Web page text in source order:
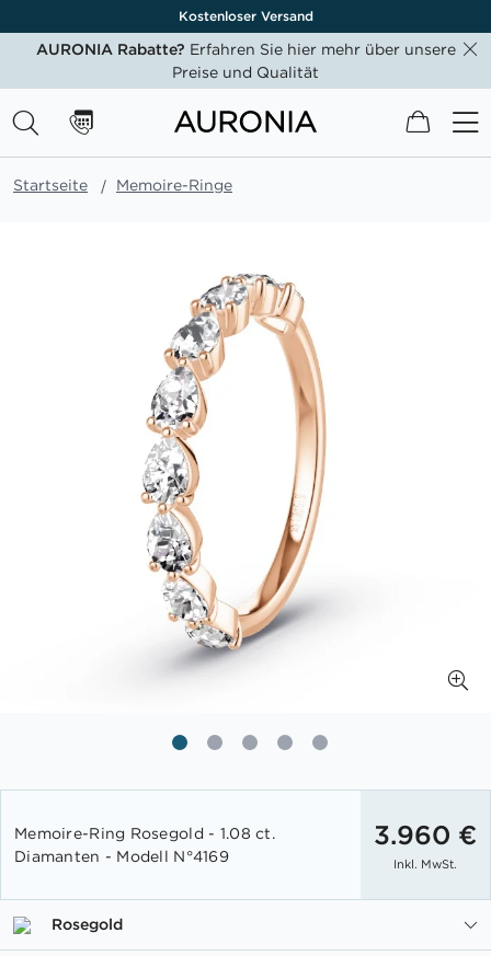
Kostenloser Versand
AURONIA Rabatte? Erfahren Sie hier mehr über unsere
Preise und Qualität
Mein
Startseite Memoire-Ringe
der
Bildgalerie
Memoire-Ring Rosegold - 1.08 ct.
Diamanten - Modell N°4169
3.960 €
Inkl. MwSt.
Rosegold